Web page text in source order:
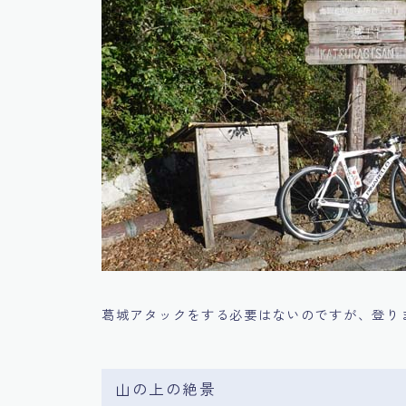
葛城アタックをする必要はないのですが、登り
山の上の絶景